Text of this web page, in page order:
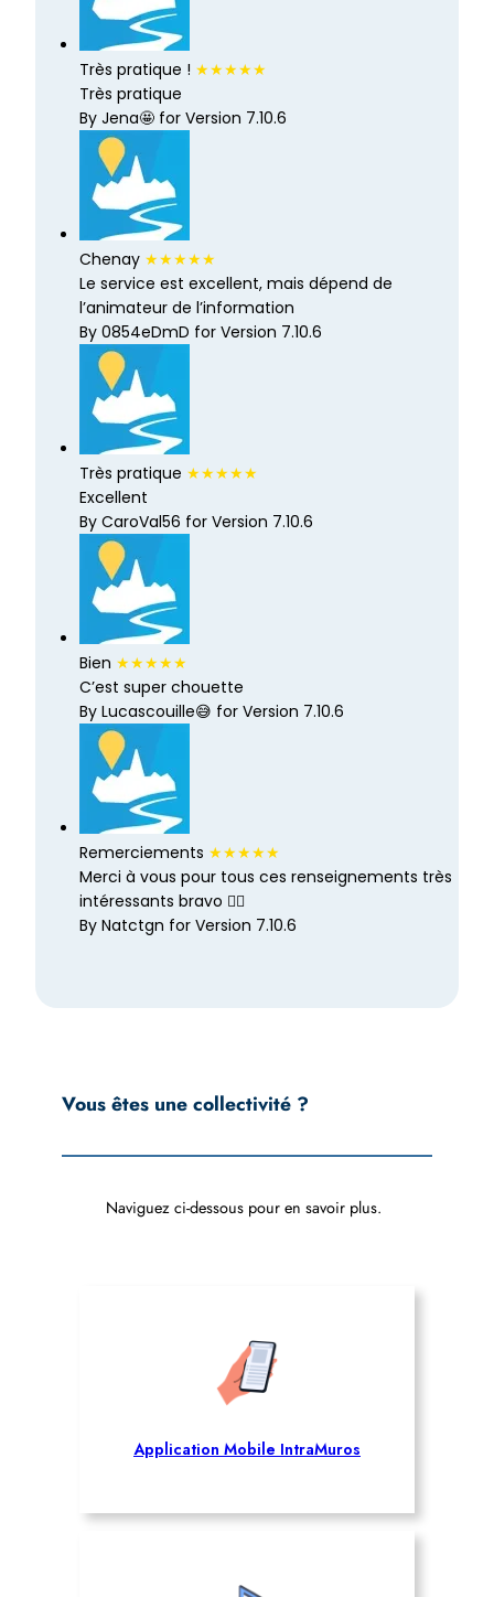
Très pratique ! ★★★★★
Très pratique
By Jena🤩 for Version 7.10.6
Chenay ★★★★★
Le service est excellent, mais dépend de
l’animateur de l’information
By 0854eDmD for Version 7.10.6
Très pratique ★★★★★
Excellent
By CaroVal56 for Version 7.10.6
Bien ★★★★★
C’est super chouette
By Lucascouille😅 for Version 7.10.6
Remerciements ★★★★★
Merci à vous pour tous ces renseignements très
intéressants bravo 👍🏻
By Natctgn for Version 7.10.6
Vous êtes une collectivité ?
Naviguez ci-dessous pour en savoir plus.
Application Mobile IntraMuros